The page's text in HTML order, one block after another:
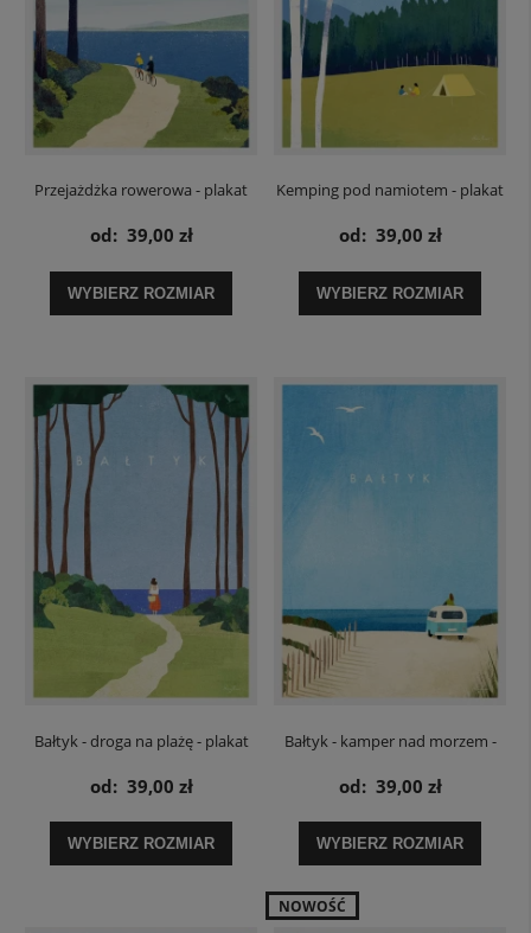
Przejażdżka rowerowa - plakat
od: 39,00 zł
WYBIERZ ROZMIAR
Kemping pod namiotem - plakat
od: 39,00 zł
WYBIERZ ROZMIAR
Bałtyk - droga na plażę - plakat
od: 39,00 zł
WYBIERZ ROZMIAR
Bałtyk - kamper nad morzem -
plakat
od: 39,00 zł
WYBIERZ ROZMIAR
NOWOŚĆ